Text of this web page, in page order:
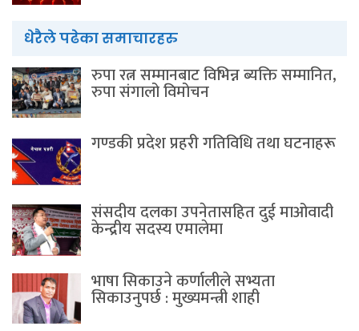
धेरैले पढेका समाचारहरु
रुपा रत्न सम्मानबाट विभिन्न ब्यक्ति सम्मानित,
रुपा संगालो विमोचन
गण्डकी प्रदेश प्रहरी गतिविधि तथा घटनाहरू
संसदीय दलका उपनेतासहित दुई माओवादी
केन्द्रीय सदस्य एमालेमा
भाषा सिकाउने कर्णालीले सभ्यता
सिकाउनुपर्छ : मुख्यमन्त्री शाही